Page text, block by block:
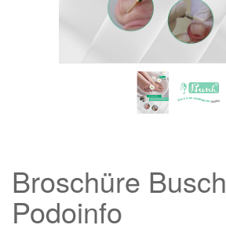
Broschüre Busch
Podoinfo